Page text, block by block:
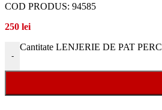
COD PRODUS: 94585
250 lei
-
Cantitate LENJERIE DE PAT